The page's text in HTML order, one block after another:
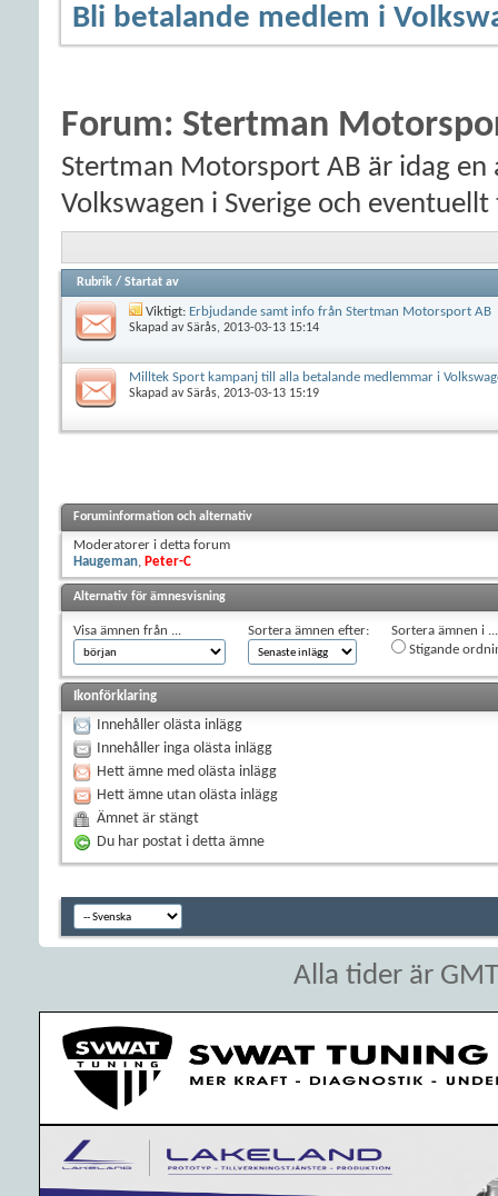
Bli betalande medlem i
Forum: Stertman
Stertman Motorsport AB är idag
Volkswagen i Sverige och
Rubrik / Startat av
Viktigt: Erbjudande samt info från Stertman Motorsport AB
Skapad avSärås, 2013-03-13 15:14
Milltek Sport kampanj till alla betalande medlemmar i
Skapad avSärås, 2013-03-13 15:19
Foruminformation och alternativ
Moderatorer i detta forum
Haugeman, Peter-C
Alternativ för ämnesvisning
Visa ämnen från ... Sortera ämnen efter:
Sortera ämnen i ...
Stigande
Ikonförklaring
Innehåller olästa inlägg
Innehåller inga olästa inlägg
Hett ämne med olästa inlägg
Hett ämne utan olästa inlägg
Ämnet är stängt
Du har postat i detta ämne
Alla tider är